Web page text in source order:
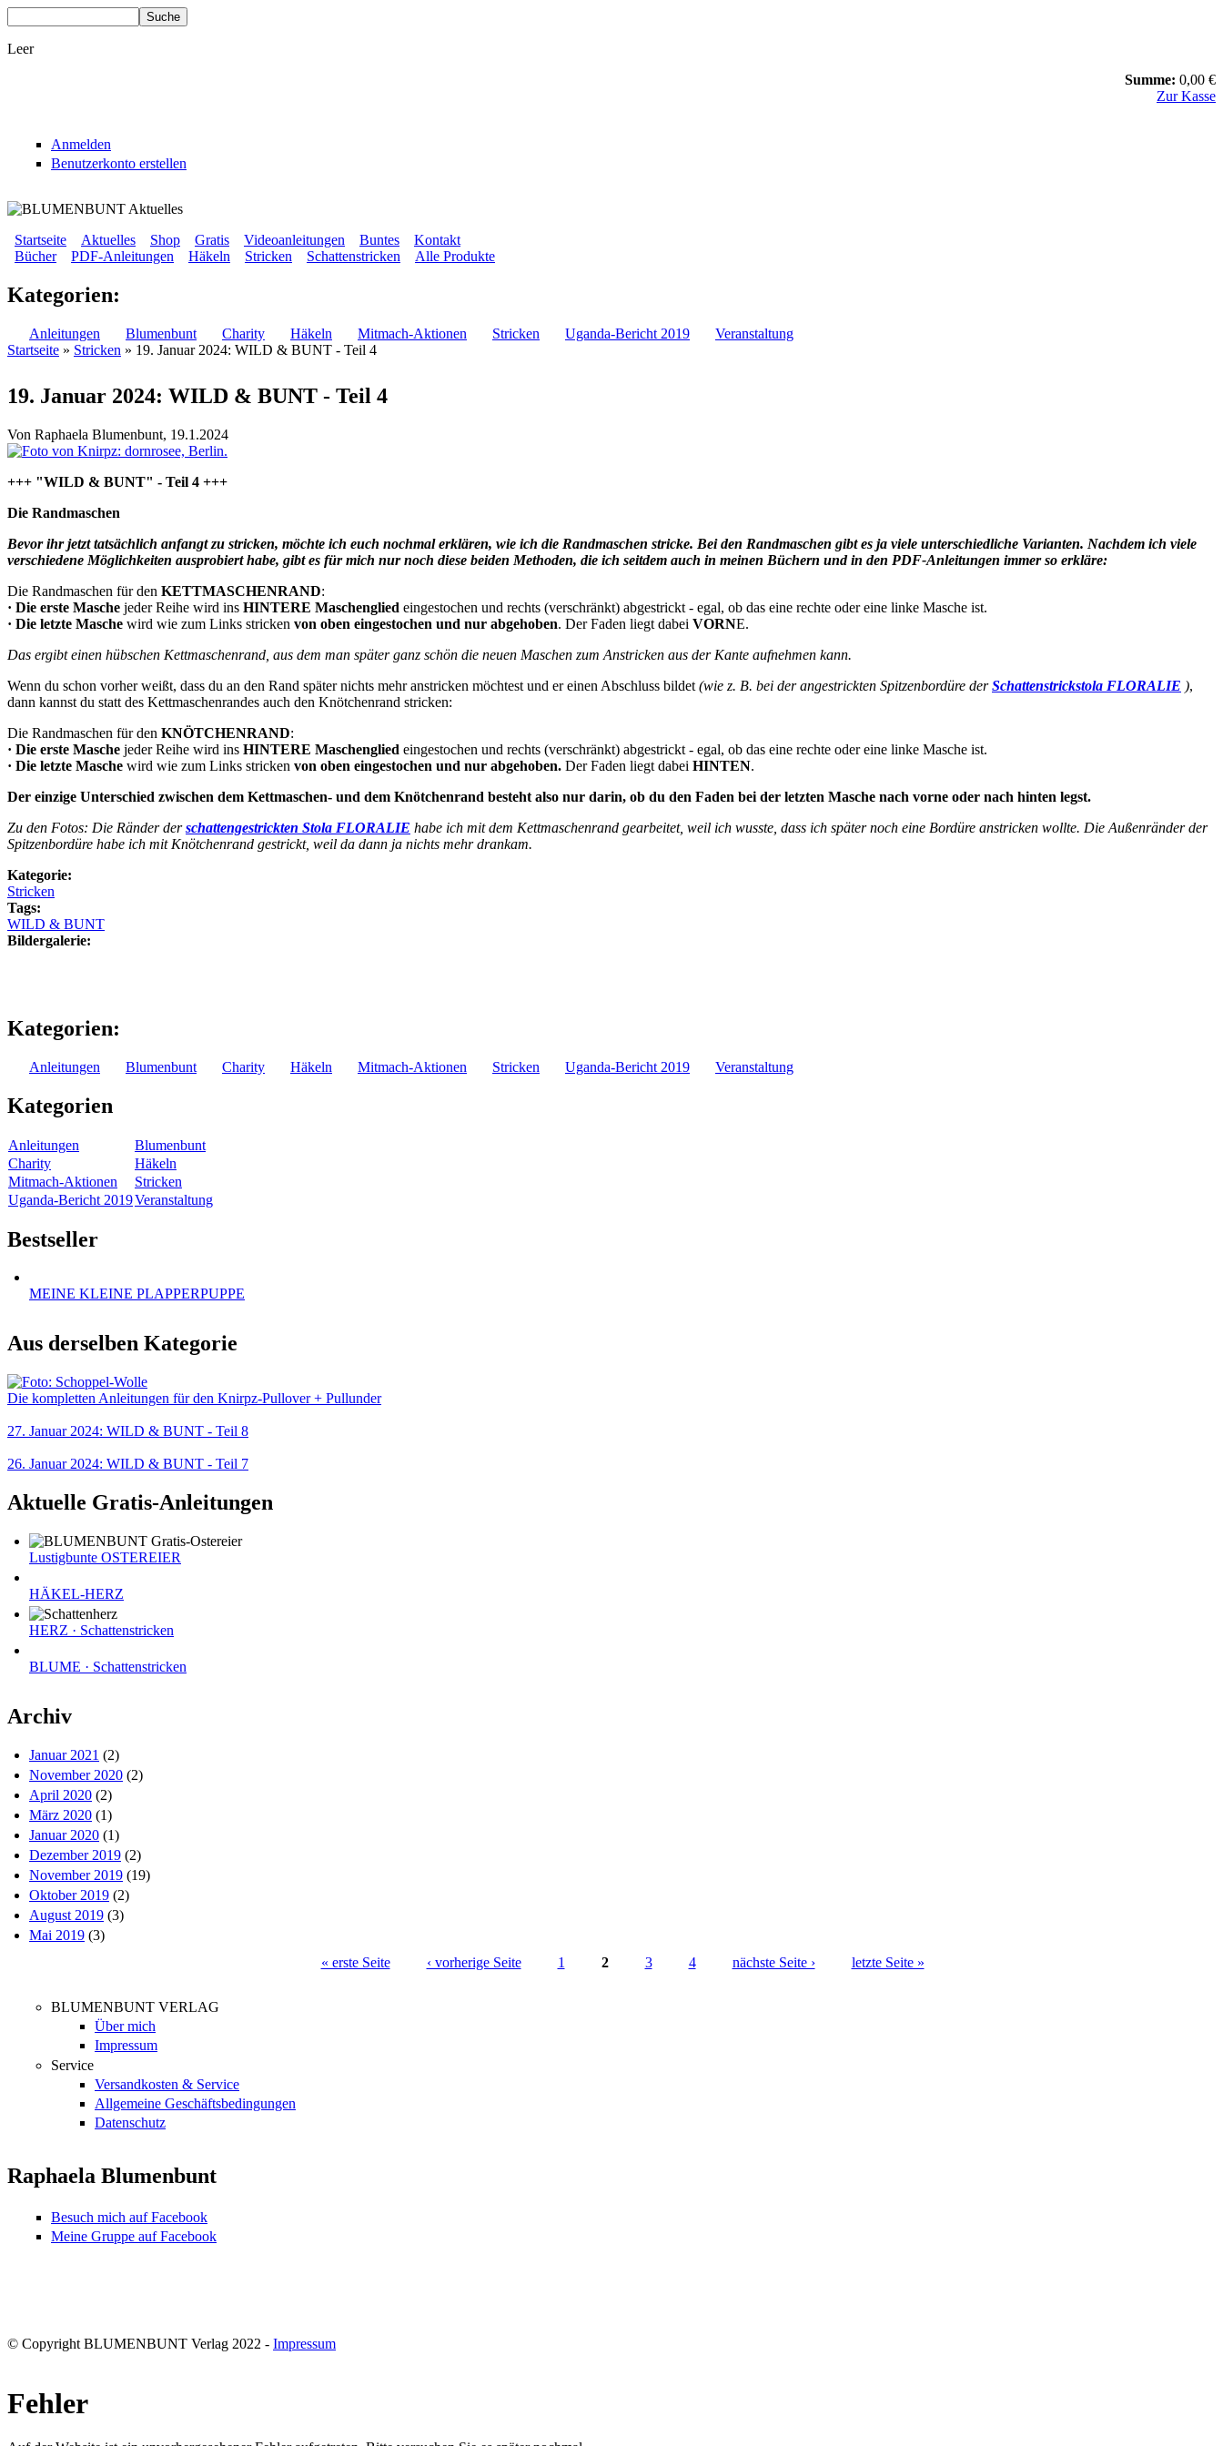
Leer
Summe: 0,00 €
Zur Kasse
Anmelden
Benutzerkonto erstellen
BLUMENBUNT VERLAG
Sekundärmenü
Startseite Aktuelles Shop Gratis Videoanleitungen Buntes Kontakt
Bücher PDF-Anleitungen Häkeln Stricken Schattenstricken Alle Produkte
Kategorien:
Anleitungen Blumenbunt Charity Häkeln Mitmach-Aktionen Stricken Uganda-Bericht 2019 Veranstaltung
Startseite » Stricken » 19. Januar 2024: WILD & BUNT - Teil 4
19. Januar 2024: WILD & BUNT - Teil 4
Von Raphaela Blumenbunt, 19.1.2024
+++ "WILD & BUNT" - Teil 4 +++
Die Randmaschen
Bevor ihr jetzt tatsächlich anfangt zu stricken, möchte ich euch nochmal erklären, wie ich die Randmaschen stricke. Bei den Randmaschen gibt es ja viele unterschiedliche Varianten. Nachdem ich viele
verschiedene Möglichkeiten ausprobiert habe, gibt es für mich nur noch diese beiden Methoden, die ich seitdem auch in meinen Büchern und in den PDF-Anleitungen immer so erkläre:
Die Randmaschen für den KETTMASCHENRAND:
· Die erste Masche jeder Reihe wird ins HINTERE Maschenglied eingestochen und rechts (verschränkt) abgestrickt - egal, ob das eine rechte oder eine linke Masche ist.
· Die letzte Masche wird wie zum Links stricken von oben eingestochen und nur abgehoben. Der Faden liegt dabei VORNE.
Das ergibt einen hübschen Kettmaschenrand, aus dem man später ganz schön die neuen Maschen zum Anstricken aus der Kante aufnehmen kann.
Wenn du schon vorher weißt, dass du an den Rand später nichts mehr anstricken möchtest und er einen Abschluss bildet (wie z. B. bei der angestrickten Spitzenbordüre derSchattenstrickstola FLORALIE ),
dann kannst du statt des Kettmaschenrandes auch den Knötchenrand stricken:
Die Randmaschen für den KNÖTCHENRAND:
· Die erste Masche jeder Reihe wird ins HINTERE Maschenglied eingestochen und rechts (verschränkt) abgestrickt - egal, ob das eine rechte oder eine linke Masche ist.
· Die letzte Masche wird wie zum Links stricken von oben eingestochen und nur abgehoben. Der Faden liegt dabei HINTEN.
Der einzige Unterschied zwischen dem Kettmaschen- und dem Knötchenrand besteht also nur darin, ob du den Faden bei der letzten Masche nach vorne oder nach hinten legst.
Zu den Fotos: Die Ränder derschattengestrickten Stola FLORALIE habe ich mit dem Kettmaschenrand gearbeitet, weil ich wusste, dass ich später noch eine Bordüre anstricken wollte. Die Außenränder der
Spitzenbordüre habe ich mit Knötchenrand gestrickt, weil da dann ja nichts mehr drankam.
Kategorie:
Stricken
Tags:
WILD & BUNT
Bildergalerie:
Kategorien:
Anleitungen Blumenbunt Charity Häkeln Mitmach-Aktionen Stricken Uganda-Bericht 2019 Veranstaltung
Kategorien
Anleitungen
Blumenbunt
Charity
Häkeln
Mitmach-Aktionen
Stricken
Uganda-Bericht 2019Veranstaltung
Bestseller
MEINE KLEINE PLAPPERPUPPE
Aus derselben Kategorie
Die kompletten Anleitungen für den Knirpz-Pullover + Pullunder
27. Januar 2024: WILD & BUNT - Teil 8
26. Januar 2024: WILD & BUNT - Teil 7
Aktuelle Gratis-Anleitungen
Lustigbunte OSTEREIER
HÄKEL-HERZ
HERZ · Schattenstricken
BLUME · Schattenstricken
Archiv
Januar 2021 (2)
November 2020 (2)
April 2020 (2)
März 2020 (1)
Januar 2020 (1)
Dezember 2019 (2)
November 2019 (19)
Oktober 2019 (2)
August 2019 (3)
Mai 2019 (3)
« erste Seite ‹ vorherige Seite 1 2 3 4 nächste Seite › letzte Seite »
BLUMENBUNT VERLAG
Über mich
Impressum
Service
Versandkosten & Service
Allgemeine Geschäftsbedingungen
Datenschutz
Raphaela Blumenbunt
Besuch mich auf Facebook
Meine Gruppe auf Facebook
© Copyright BLUMENBUNT Verlag 2022 - Impressum
Fehler